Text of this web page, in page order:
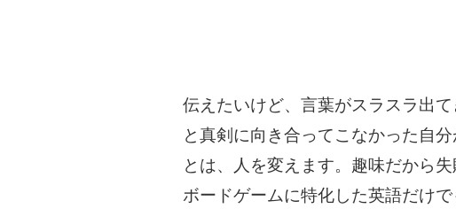
伝えたいけど、言葉がスラスラ出
と真剣に向き合ってこなかった自
とは、人を変えます。趣味だから
ボードゲームに特化した英語だけ